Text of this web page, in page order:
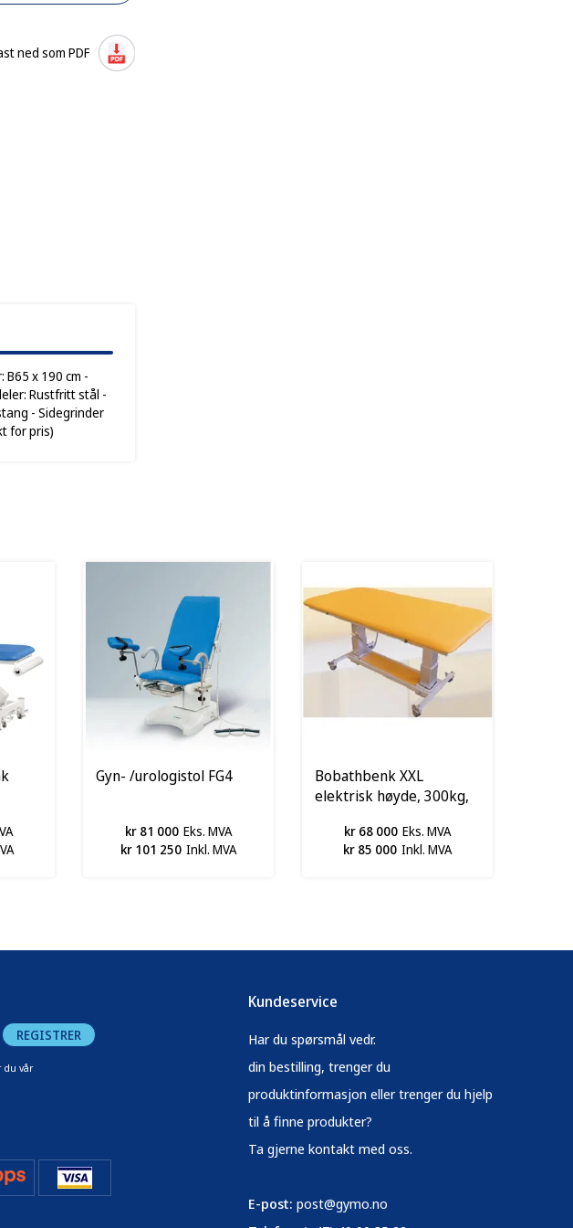
ned som PDF
x 190 cm -
Rustfritt stål -
- Sidegrinder
for pris)
Gyn- /urologistol FG4
kr 81 000 Eks. MVA
kr 101 250 Inkl. MVA
Bobathbenk XXL
elektrisk høyde, 300kg,
kr 68 000 Eks. MVA
kr 85 000 Inkl. MVA
REGISTRER
du vår
Kundeservice
Har du spørsmål vedr.
din bestilling, trenger du
produktinformasjon eller trenger du hjelp
til å finne produkter?
Ta gjerne kontakt med oss.
E-post: post@gymo.no